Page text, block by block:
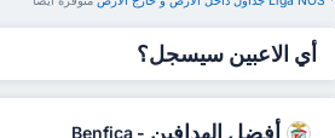
أي الاعبين سيسجل؟
-
Benfica